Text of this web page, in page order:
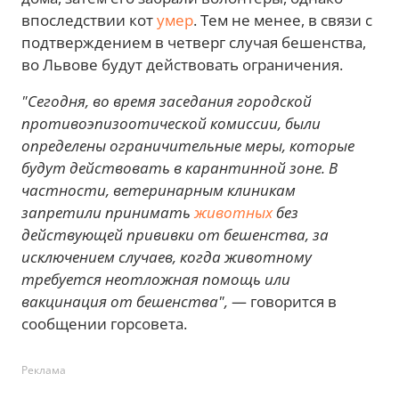
впоследствии котумер. Тем не менее, в связи с
подтверждением в четверг случая бешенства,
во Львове будут действовать ограничения.
"Сегодня, во время заседания городской
противоэпизоотической комиссии, были
определены ограничительные меры, которые
будут действовать в карантинной зоне. В
частности, ветеринарным клиникам
запретили приниматьживотныхбез
действующей прививки от бешенства, за
исключением случаев, когда животному
требуется неотложная помощь или
вакцинация от бешенства", — говорится в
сообщении горсовета.
Реклама